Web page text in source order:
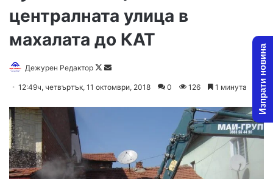
централната улица в
махалата до КАТ
Дежурен Редактор
F
o
n
e
m
12:49ч, четвъртък, 11 октомври, 2018 0 126 1 минута Изпрати новина